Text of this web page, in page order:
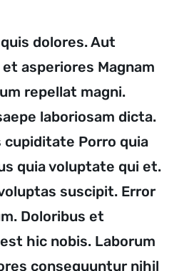
dolores. Aut
asperiores Magnam
repellat magni.
laboriosam dicta.
cupiditate Porro quia
quia voluptate qui et.
suscipit. Error
Doloribus et
hic nobis. Laborum
consequuntur nihil